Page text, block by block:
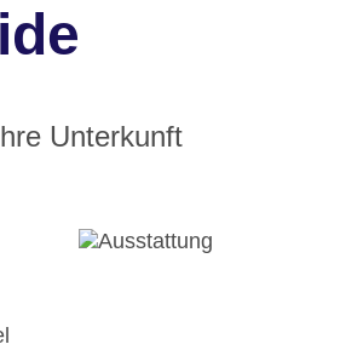
Unterkunft